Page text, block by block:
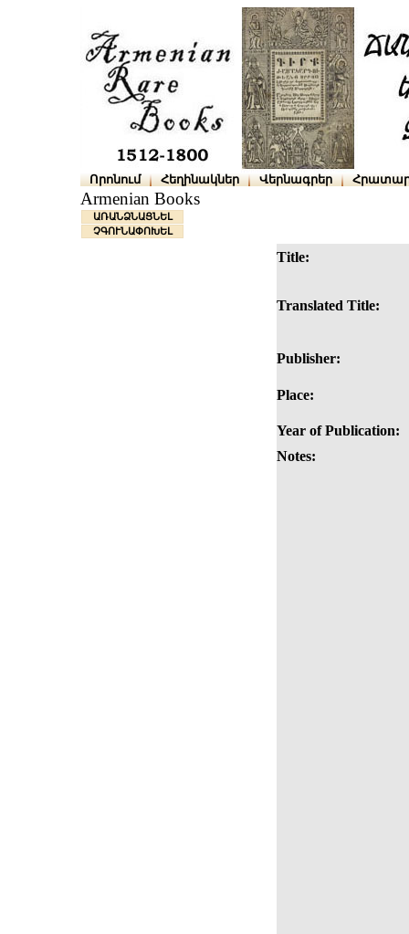
Որոնում Հեղինակներ Վերնագրեր
Armenian Books
ԱՌԱՆՁՆԱՑՆԵԼ
ՉԳՈՒՆԱՓՈԽԵԼ
Title:
Translated Title:
Publisher:
Place:
Year of Publication:
Notes: